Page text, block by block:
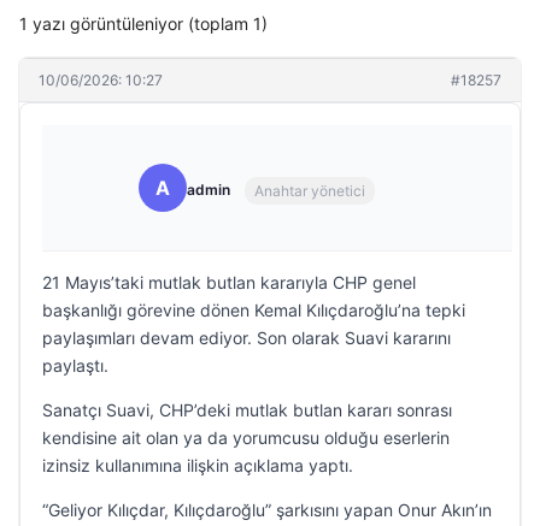
1 yazı görüntüleniyor (toplam 1)
10/06/2026: 10:27 #18257
A admin Anahtar yönetici
21 Mayıs’taki mutlak butlan kararıyla CHP genel
başkanlığı görevine dönen Kemal Kılıçdaroğlu’na tepki
paylaşımları devam ediyor. Son olarak Suavi kararını
paylaştı.
Sanatçı Suavi, CHP’deki mutlak butlan kararı sonrası
kendisine ait olan ya da yorumcusu olduğu eserlerin
izinsiz kullanımına ilişkin açıklama yaptı.
“Geliyor Kılıçdar, Kılıçdaroğlu” şarkısını yapan Onur Akın’ın